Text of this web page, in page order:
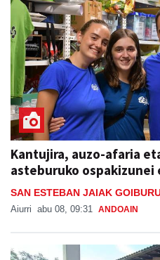
Kantujira, auzo-afaria
asteburuko ospakizunei
SAN ESTEBAN JAIAK
Aiurri abu 08, 09:31 ANDOAIN